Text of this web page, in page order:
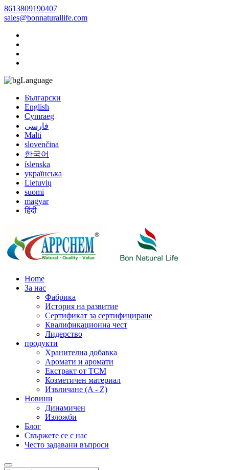
8613809190407
sales@bonnaturallife.com
Language
Български
English
Cymraeg
فارسی
Malti
slovenčina
한국어
íslenska
українська
Lietuvių
suomi
magyar
हिंदी
Home
За нас
Фабрика
История на развитие
Сертификат за сертифициране
Квалификационна чест
Лидерство
продукти
Хранителна добавка
Аромати и аромати
Екстракт от TCM
Козметичен материал
Извличане (A - Z)
Новини
Динамичен
Изложби
Блог
Свържете се с нас
Често задавани въпроси